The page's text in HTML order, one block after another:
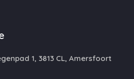
1, 3813 CL, Amersfoort